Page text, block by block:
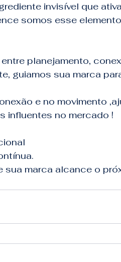
invisível que
somos esse
planejamento,
guiamos sua marca
e no movimento
influentes no mercado !
sua marca alcance o